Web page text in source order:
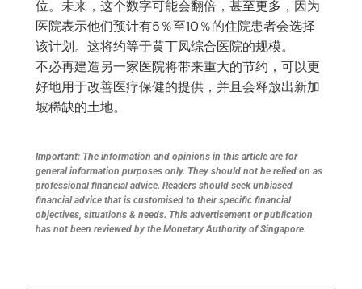
位。未来，这个数字可能会翻倍，甚至更多，因为
医院表示他们预计有5％至10％的住院患者会选择
该计划。这将约等于黄丁凤综合医院的规模。
不必再建造另一家医院将带来重大的节约，可以更
好地用于改善医疗保健的提供，并且会释放出新加
坡稀缺的土地。
Important: The information and opinions in this article are for
general information purposes only. They should not be relied on as
professional financial advice. Readers should seek unbiased
financial advice that is customised to their specific financial
objectives, situations & needs. This advertisement or publication
has not been reviewed by the Monetary Authority of Singapore.